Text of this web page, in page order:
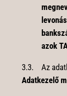
azok
3.3. Az
Adatkezelő